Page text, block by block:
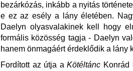
bezárkózás, inkább a nyitás
e ez az esély a lány életében.
Daelyn olyasvalakinek kell hogy
formális közösség tagja - Daelyn
hanem önmagáért érdeklődik a lány
Fordított az útja aKötéltánc Konrád